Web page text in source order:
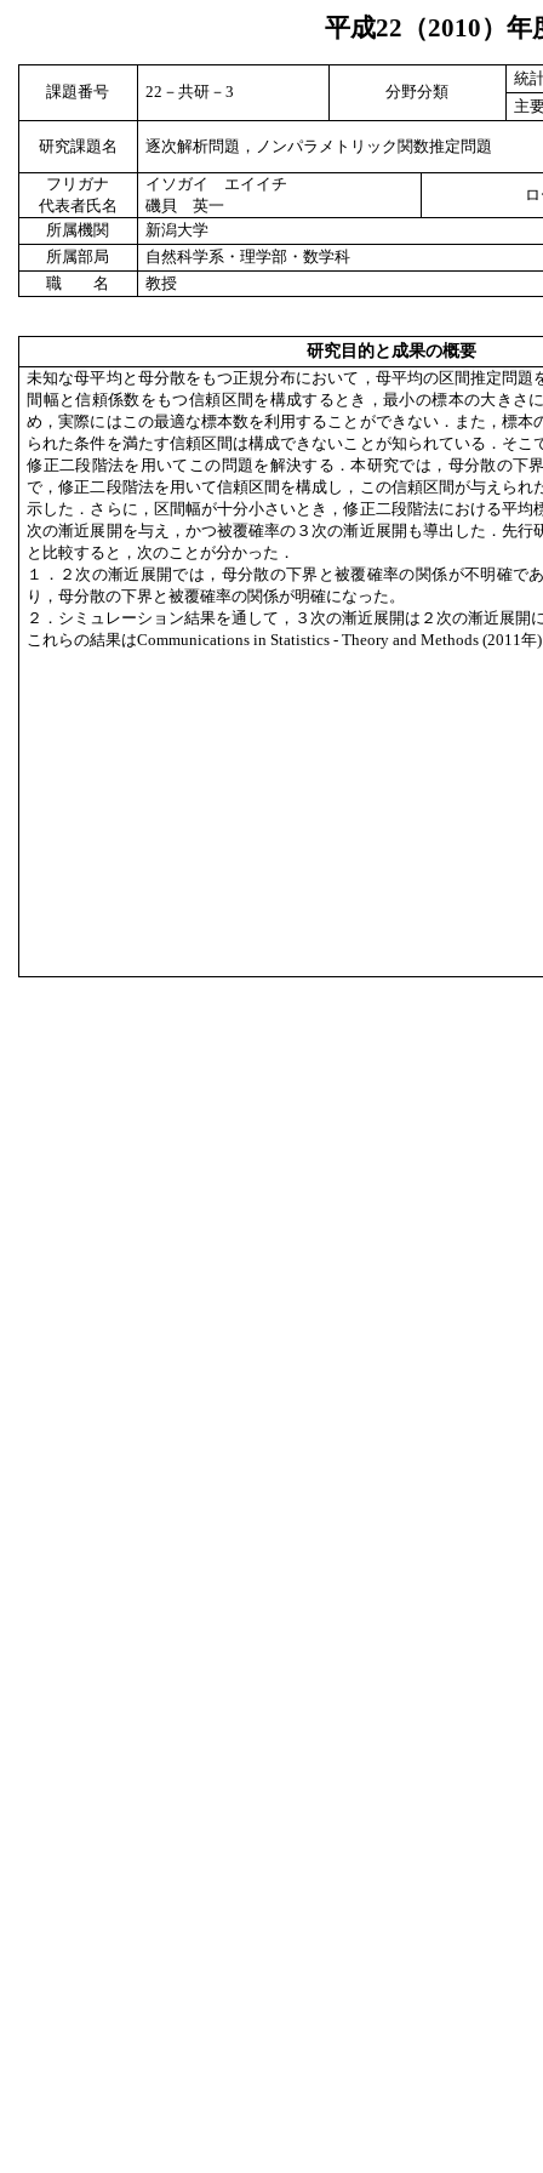
平成22 （2010）
課題番号 22 －共研－3 分野分類
統
主
研究課題名 逐次解析問題，ノンパラメトリック関数推定問題
フリガナ
代表者氏名
イソガイ エイイチ
磯貝 英一
所属機関
新潟大学
所属部局
自然科学系・理学部・数学科
職 名
教授
研究目的と成果の概要
未知な母平均と母分散をもつ正規分布において，母平均の区間推定問題
間幅と信頼係数をもつ信頼区間を構成するとき，最小の標本の大きさ
め，実際にはこの最適な標本数を利用することができない．また，標本
られた条件を満たす信頼区間は構成できないことが知られている．そこ
修正二段階法を用いてこの問題を解決する．本研究では，母分散の下
で，修正二段階法を用いて信頼区間を構成し，この信頼区間が与えられ
示した．さらに，区間幅が十分小さいとき，修正二段階法における平均
次の漸近展開を与え，かつ被覆確率の３次の漸近展開も導出した．先行
と比較すると，次のことが分かった．
１．２次の漸近展開では，母分散の下界と被覆確率の関係が不明確で
り，母分散の下界と被覆確率の関係が明確になった。
２．シミュレーション結果を通して，３次の漸近展開は２次の漸近展開
これらの結果はCommunications in Statistics - Theory and Methods (2011